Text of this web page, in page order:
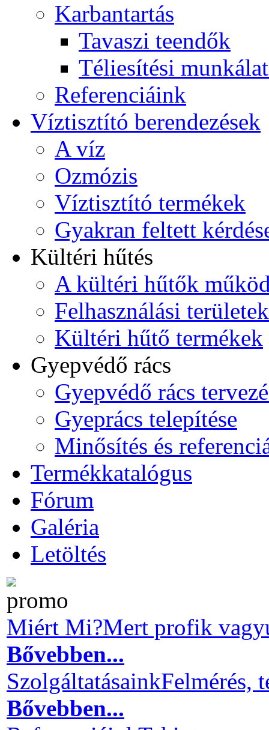
Karbantartás
Tavaszi teendők
Téliesítési
Referenciáink
Víztisztító berendezések
A víz
Ozmózis
Víztisztító termékek
Gyakran feltett
Kültéri hűtés
A kültéri hűtők
Felhasználási területek
Kültéri hűtő termékek
Gyepvédő rács
Gyepvédő rács
Gyeprács telepítése
Minősítés és
Termékkatalógus
Fórum
Galéria
Letöltés
Miért Mi?Mert profik
Bővebben...
SzolgáltatásainkFelmérés,
Bővebben...